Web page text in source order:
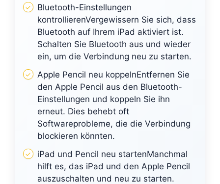
Bluetooth-Einstellungen
kontrollierenVergewissern Sie sich, dass
Bluetooth auf Ihrem iPad aktiviert ist.
Schalten Sie Bluetooth aus und wieder
ein, um die Verbindung neu zu starten.
Apple Pencil neu koppelnEntfernen Sie
den Apple Pencil aus den Bluetooth-
Einstellungen und koppeln Sie ihn
erneut. Dies behebt oft
Softwareprobleme, die die Verbindung
blockieren könnten.
iPad und Pencil neu startenManchmal
hilft es, das iPad und den Apple Pencil
auszuschalten und neu zu starten.